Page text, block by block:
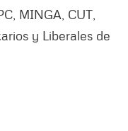
MINGA, CUT,
y Liberales de